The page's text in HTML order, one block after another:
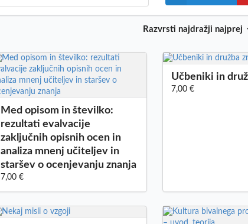
Razvrsti najdražji najprej
Med opisom in številko:
rezultati evalvacije
zaključnih opisnih ocen in
analiza mnenj učiteljev in
staršev o ocenjevanju znanja
7,00 €
Učbeniki in
7,00 €